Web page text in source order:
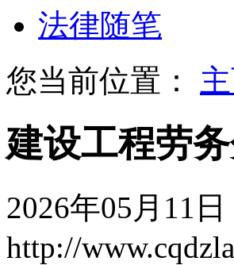
法律随笔
您当前位置：
建设工程劳
2026年05月11日
http://